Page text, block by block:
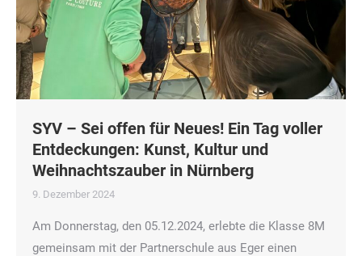
SYV – Sei offen für Neues! Ein Tag voller
Entdeckungen: Kunst, Kultur und
Weihnachtszauber in Nürnberg
9. Dezember 2024
Am Donnerstag, den 05.12.2024, erlebte die Klasse 8M
gemeinsam mit der Partnerschule aus Eger einen